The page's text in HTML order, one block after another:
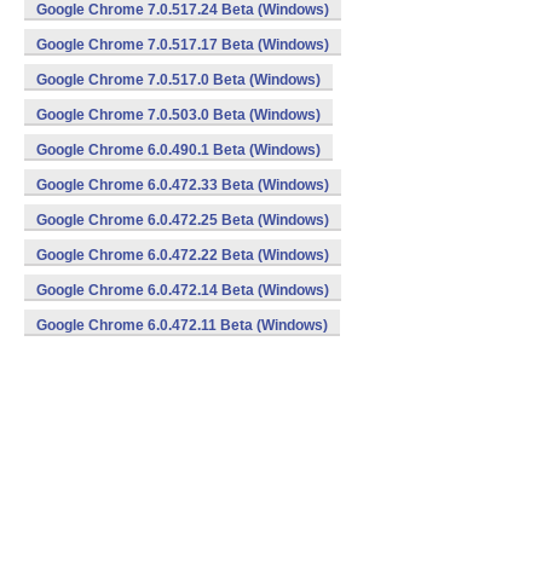
Google Chrome 7.0.517.24 Beta (Windows)
Google Chrome 7.0.517.17 Beta (Windows)
Google Chrome 7.0.517.0 Beta (Windows)
Google Chrome 7.0.503.0 Beta (Windows)
Google Chrome 6.0.490.1 Beta (Windows)
Google Chrome 6.0.472.33 Beta (Windows)
Google Chrome 6.0.472.25 Beta (Windows)
Google Chrome 6.0.472.22 Beta (Windows)
Google Chrome 6.0.472.14 Beta (Windows)
Google Chrome 6.0.472.11 Beta (Windows)